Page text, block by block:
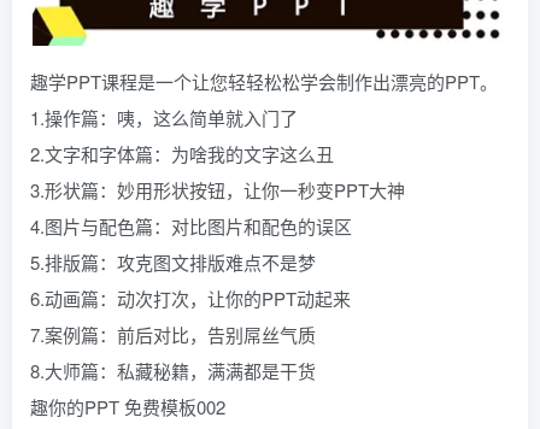
趣学PPT课程是一个让您轻轻松松学会制作出漂亮的PPT。
1.操作篇：咦，这么简单就入门了
2.文字和字体篇：为啥我的文字这么丑
3.形状篇：妙用形状按钮，让你一秒变PPT大神
4.图片与配色篇：对比图片和配色的误区
5.排版篇：攻克图文排版难点不是梦
6.动画篇：动次打次，让你的PPT动起来
7.案例篇：前后对比，告别屌丝气质
8.大师篇：私藏秘籍，满满都是干货
趣你的PPT 免费模板002